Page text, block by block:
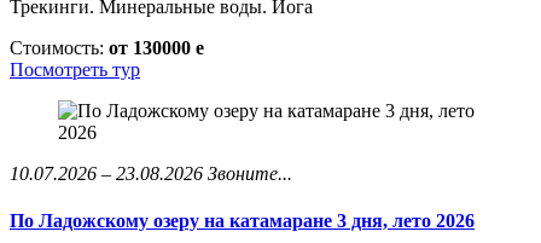
Трекинги. Минеральные воды. Йога
Стоимость: от 130000 e
Посмотреть тур
10.07.2026 – 23.08.2026 Звоните...
По Ладожскому озеру на катамаране 3 дня, лето 2026